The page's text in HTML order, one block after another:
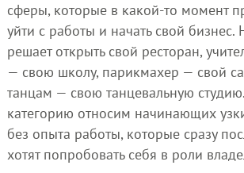
сферы, которые в какой-то момент
уйти с работы и начать свой
решает открыть свой ресторан,
— свою школу, парикмахер — свой
танцам — свою танцевальную
категорию относим начинающих
без опыта работы, которые сразу
хотят попробовать себя в роли